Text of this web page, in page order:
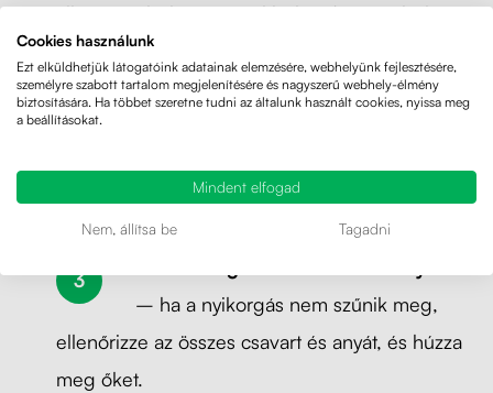
alkatrészeiből - a görgőkből, a dugattyúból vagy
a háttámla csuklójából - származik.
mechanikus alkatrészekre való kenőanyaggal.
– ha a nyikorgás nem szűnik meg,
ellenőrizze az összes csavart és anyát, és húzza
meg őket.
Cookies használunk
Ezt elküldhetjük látogatóink adatainak elemzésére, webhelyünk fejlesztésére,
személyre szabott tartalom megjelenítésére és nagyszerű webhely-élmény
biztosítására. Ha többet szeretne tudni az általunk használt cookies, nyissa meg
a beállításokat.
Mindent elfogad
Nem, állítsa be Tagadni